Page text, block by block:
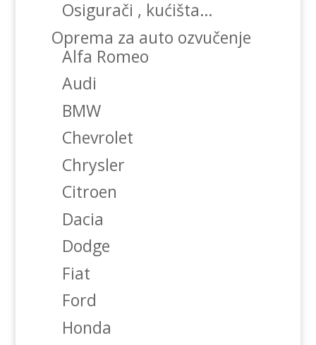
Osigurači , kućišta…
Oprema za auto ozvučenje
Alfa Romeo
Audi
BMW
Chevrolet
Chrysler
Citroen
Dacia
Dodge
Fiat
Ford
Honda